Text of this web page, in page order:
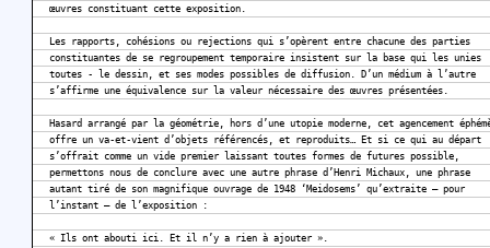
œuvres constituant cette exposition.
Les rapports, cohésions ou rejections qui s’opèrent entre chacune des parties
constituantes de se regroupement temporaire insistent sur la base qui les unies
toutes - le dessin, et ses modes possibles de diffusion. D’un médium à l’autre
s’affirme une équivalence sur la valeur nécessaire des œuvres présentées.
Hasard arrangé par la géométrie, hors d’une utopie moderne, cet agencement
offre un va-et-vient d’objets référencés, et reproduits… Et si ce qui au départ
s’offrait comme un vide premier laissant toutes formes de futures possible,
permettons nous de conclure avec une autre phrase d’Henri Michaux, une phrase
autant tiré de son magnifique ouvrage de 1948 ‘Meidosems’ qu’extraite – pour
l’instant – de l’exposition :
« Ils ont abouti ici. Et il n’y a rien à ajouter ».